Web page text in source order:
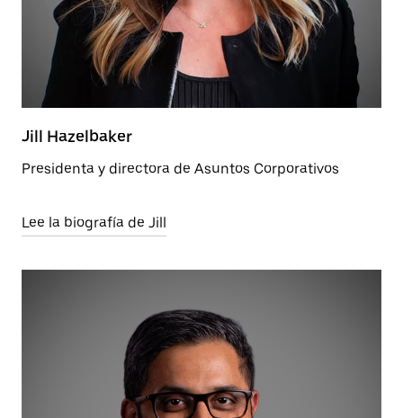
Jill Hazelbaker
Presidenta y directora de Asuntos Corporativos
Lee la biografía de Jill